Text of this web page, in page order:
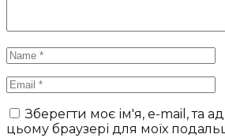
Зберегти моє ім'я, e-mail, та
цьому браузері для моїх